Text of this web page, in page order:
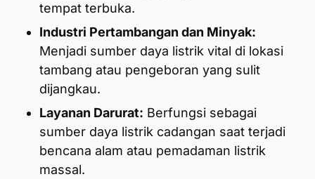
tempat terbuka.
Industri Pertambangan dan Minyak:
Menjadi sumber daya listrik vital di lokasi
tambang atau pengeboran yang sulit
dijangkau.
Layanan Darurat: Berfungsi sebagai
sumber daya listrik cadangan saat terjadi
bencana alam atau pemadaman listrik
massal.